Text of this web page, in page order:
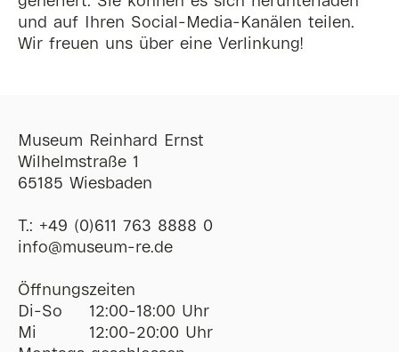
und auf Ihren Social-Media-Kanälen teilen.
Wir freuen uns über eine Verlinkung!
Museum Reinhard Ernst
Wilhelmstraße 1
65185 Wiesbaden
T.: +49 (0)611 763 8888 0
ofni@museum-re de
Öffnungszeiten
Di-So
12:00-18:00 Uhr
Mi
12:00-20:00 Uhr